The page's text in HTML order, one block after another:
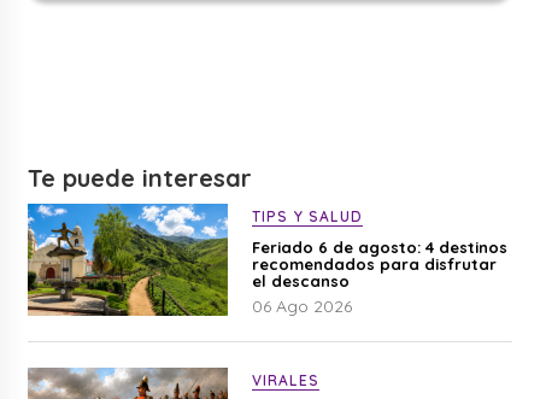
Te puede interesar
TIPS Y SALUD
Feriado 6 de agosto: 4 destinos
recomendados para disfrutar
el descanso
06 Ago 2026
VIRALES